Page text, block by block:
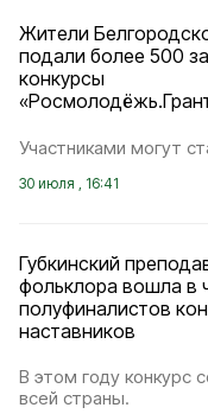
Жители
подали более 500
конкурсы
Участниками могут
30 июля , 16:41
Губкинский
фольклора вошла в
полуфиналистов
наставников
В этом году конкурс
всей страны.